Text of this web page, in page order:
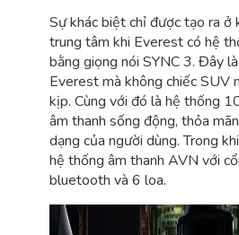
Sự khác biệt chỉ được tạo ra ở
trung tâm khi Everest có hệ
bằng giọng nói SYNC 3. Đây
Everest mà không chiếc SUV
kịp. Cùng với đó là hệ thống
âm thanh sống động, thỏa
dạng của người dùng. Trong
hệ thống âm thanh AVN với
bluetooth và 6 loa.